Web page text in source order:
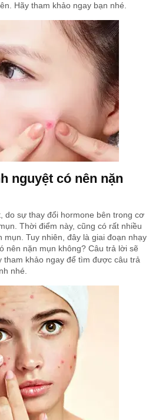
Hãy tham khảo ngay bạn nhé.
nguyệt có nên nặn
do sự thay đổi hormone bên trong cơ
Thời điểm này, cũng có rất nhiều
mụn. Tuy nhiên, đây là giai đoạn nhạy
nên nặn mụn không? Câu trả lời sẽ
tham khảo ngay để tìm được câu trả
nhé.